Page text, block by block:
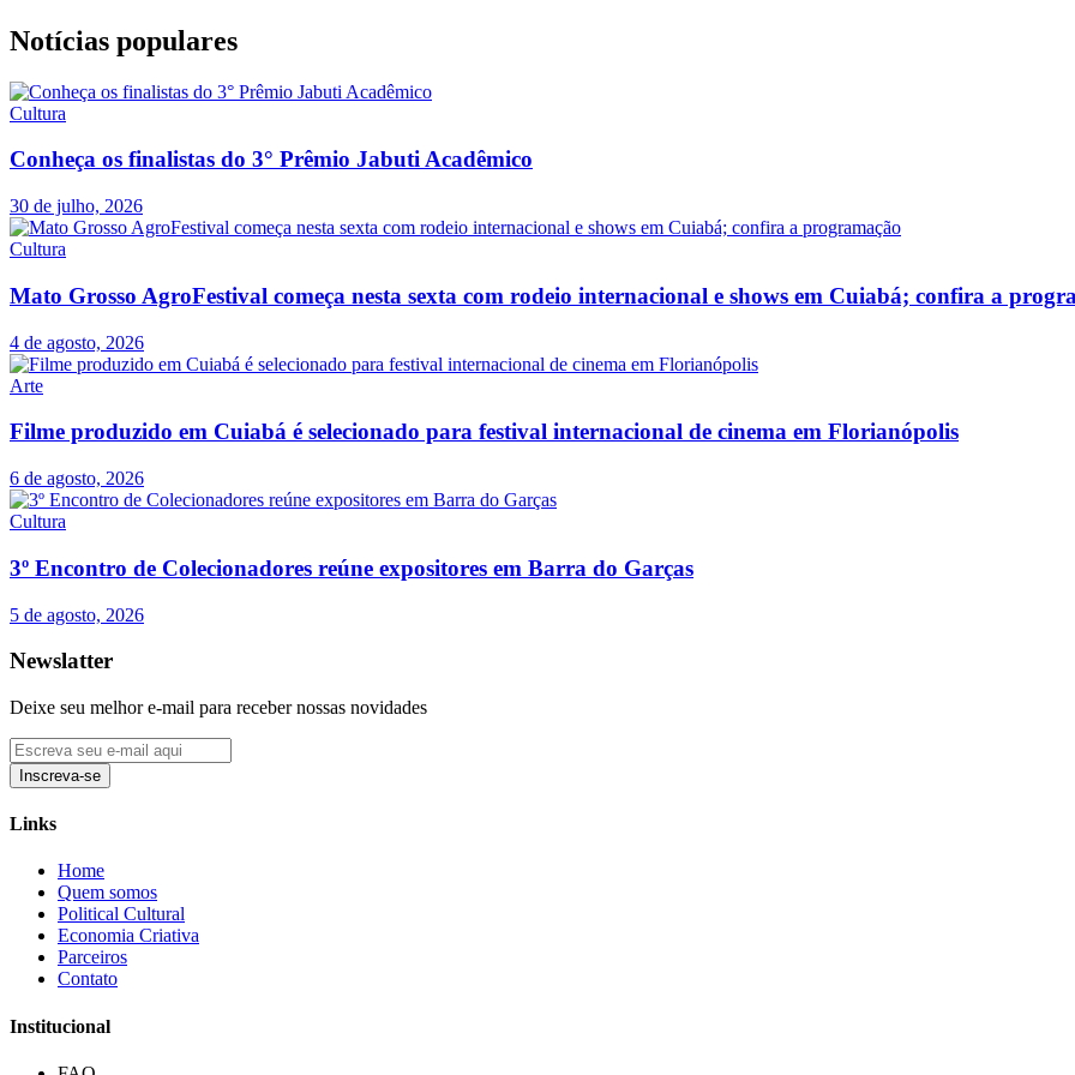
Notícias populares
Cultura
Conheça os finalistas do 3° Prêmio Jabuti Acadêmico
30 de julho, 2026
Cultura
Mato Grosso AgroFestival começa nesta sexta com rodeio internacional e shows em Cuiabá; confira a
4 de agosto, 2026
Arte
Filme produzido em Cuiabá é selecionado para festival internacional de cinema em Florianópolis
6 de agosto, 2026
Cultura
3º Encontro de Colecionadores reúne expositores em Barra do Garças
5 de agosto, 2026
Newslatter
Deixe seu melhor e-mail para receber nossas novidades
Inscreva-se
Links
Home
Quem somos
Political Cultural
Economia Criativa
Parceiros
Contato
Institucional